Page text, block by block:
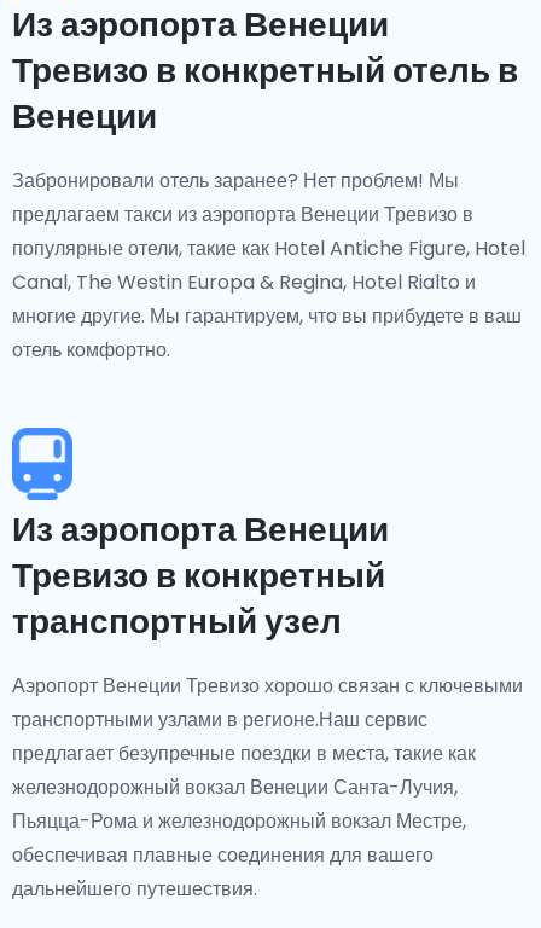
Из аэропорта Венеции
Тревизо в конкретный отель в
Венеции
Забронировали отель заранее? Нет проблем! Мы
предлагаем такси из аэропорта Венеции Тревизо в
популярные отели, такие как Hotel Antiche Figure, Hotel
Canal, The Westin Europa & Regina, Hotel Rialto и
многие другие. Мы гарантируем, что вы прибудете в ваш
отель комфортно.
Из аэропорта Венеции
Тревизо в конкретный
транспортный узел
Аэропорт Венеции Тревизо хорошо связан с ключевыми
транспортными узлами в регионе.Наш сервис
предлагает безупречные поездки в места, такие как
железнодорожный вокзал Венеции Санта-Лучия,
Пьяцца-Рома и железнодорожный вокзал Местре,
обеспечивая плавные соединения для вашего
дальнейшего путешествия.